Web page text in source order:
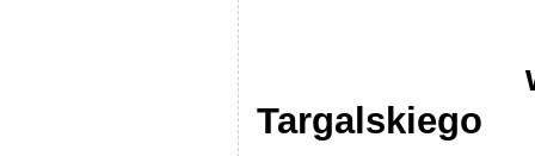
Targalskiego